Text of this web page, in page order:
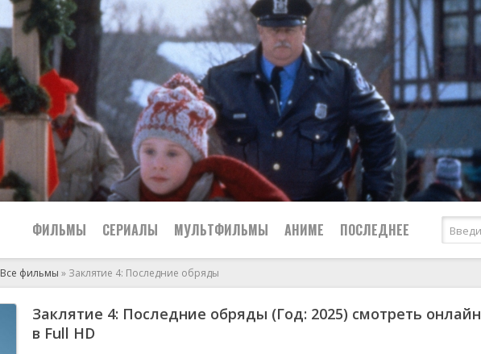
ФИЛЬМЫ
2024
Боевики
Мелодрамы
СЕРИАЛЫ МУЛЬТФИЛЬМЫ АНИМЕ ПОСЛЕДНЕЕ
Все фильмы » Заклятие 4: Последние обряды
Заклятие 4: Последние обряды (Год: 2025) смотреть онлайн
в Full HD